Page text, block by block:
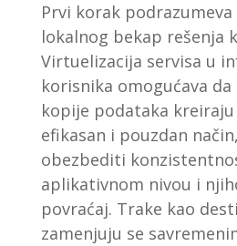
Prvi korak
lokalnog bekap rešenja
Virtuelizacija servisa u
korisnika omogućava da
kopije podataka
efikasan i pouzdan
obezbediti
aplikativnom nivou i
povraćaj. Trake kao
zamenjuju se